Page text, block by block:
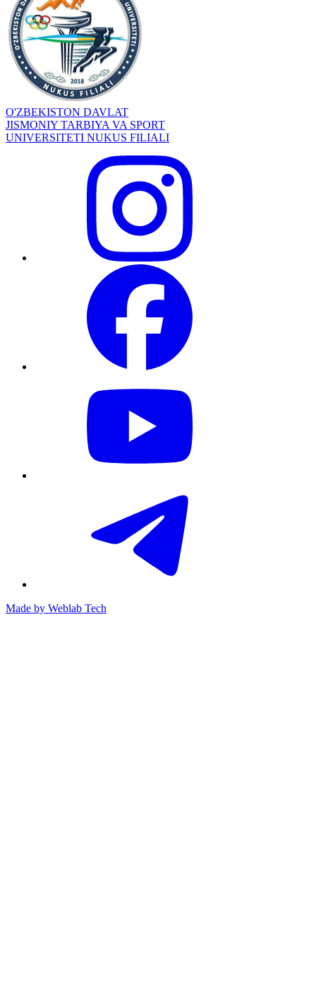
O'ZBEKISTON DAVLAT
JISMONIY TARBIYA VA SPORT
UNIVERSITETI NUKUS FILIALI
Made by Weblab Tech